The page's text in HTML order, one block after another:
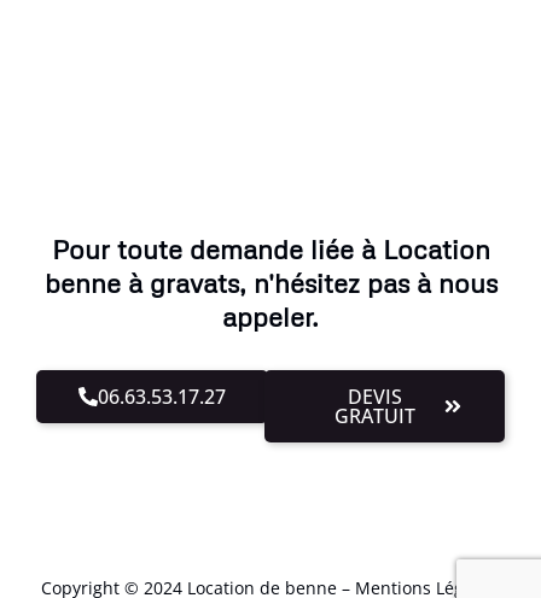
Pour toute demande liée à Location
benne à gravats, n'hésitez pas à nous
appeler.
06.63.53.17.27 DEVIS
GRATUIT
Copyright © 2024 Location de benne – Mentions Légales